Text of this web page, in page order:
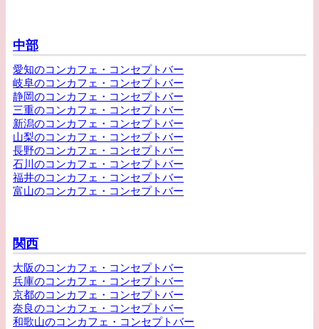
中部
愛知のコンカフェ・コンセプトバー
岐阜のコンカフェ・コンセプトバー
静岡のコンカフェ・コンセプトバー
三重のコンカフェ・コンセプトバー
新潟のコンカフェ・コンセプトバー
山梨のコンカフェ・コンセプトバー
長野のコンカフェ・コンセプトバー
石川のコンカフェ・コンセプトバー
福井のコンカフェ・コンセプトバー
富山のコンカフェ・コンセプトバー
関西
大阪のコンカフェ・コンセプトバー
兵庫のコンカフェ・コンセプトバー
京都のコンカフェ・コンセプトバー
奈良のコンカフェ・コンセプトバー
和歌山のコンカフェ・コンセプトバー